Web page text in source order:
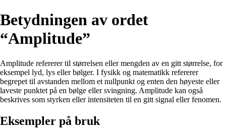
Betydningen av ordet
“Amplitude”
Amplitude refererer til størrelsen eller mengden av en gitt størrelse, for
eksempel lyd, lys eller bølger. I fysikk og matematikk refererer
begrepet til avstanden mellom et nullpunkt og enten den høyeste eller
laveste punktet på en bølge eller svingning. Amplitude kan også
beskrives som styrken eller intensiteten til en gitt signal eller fenomen.
Eksempler på bruk